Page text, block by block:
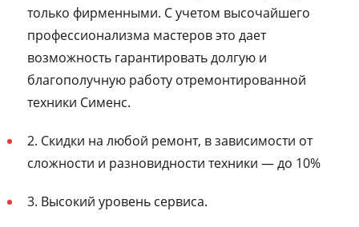
только фирменными. С учетом высочайшего
профессионализма мастеров это дает
возможность гарантировать долгую и
благополучную работу отремонтированной
техники Сименс.
2. Скидки на любой ремонт, в зависимости от
сложности и разновидности техники — до 10%
3. Высокий уровень сервиса.